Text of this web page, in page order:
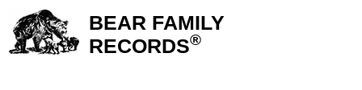
BEAR FAMILY
RECORDS®